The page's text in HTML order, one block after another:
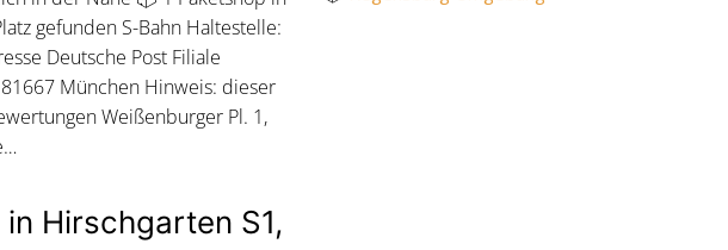
gefunden S-Bahn Haltestelle:
Deutsche Post Filiale
81667 München Hinweis: dieser
Weißenburger Pl. 1,
Hirschgarten S1,